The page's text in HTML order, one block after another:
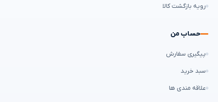
رویه بازگشت کالا
حساب من
پیگیری سفارش
سبد خرید
علاقه مندی ها